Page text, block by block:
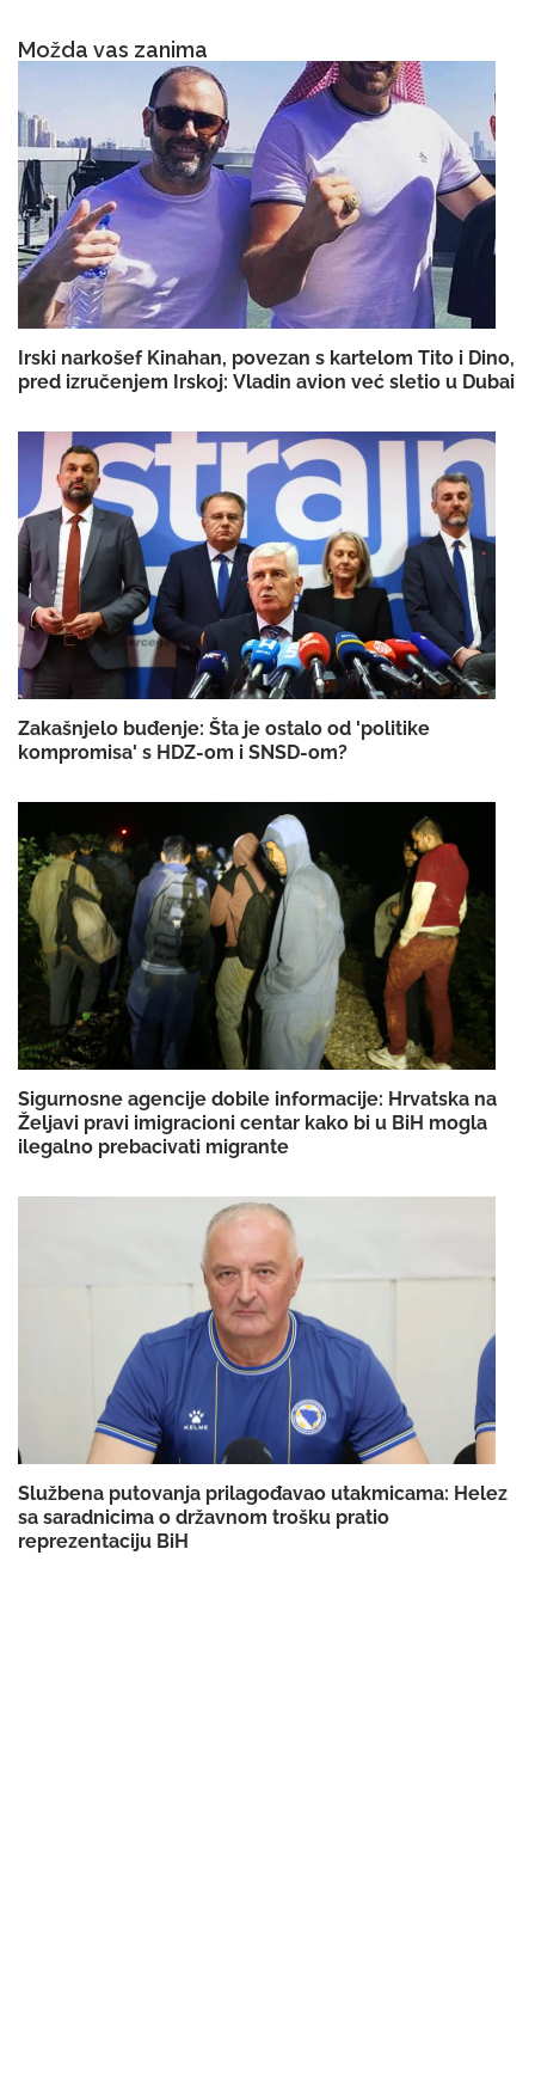
Možda vas zanima
Irski narkošef Kinahan, povezan s kartelom Tito i Dino,
pred izručenjem Irskoj: Vladin avion već sletio u Dubai
Zakašnjelo buđenje: Šta je ostalo od 'politike
kompromisa' s HDZ-om i SNSD-om?
Sigurnosne agencije dobile informacije: Hrvatska na
Željavi pravi imigracioni centar kako bi u BiH mogla
ilegalno prebacivati migrante
Službena putovanja prilagođavao utakmicama: Helez
sa saradnicima o državnom trošku pratio
reprezentaciju BiH